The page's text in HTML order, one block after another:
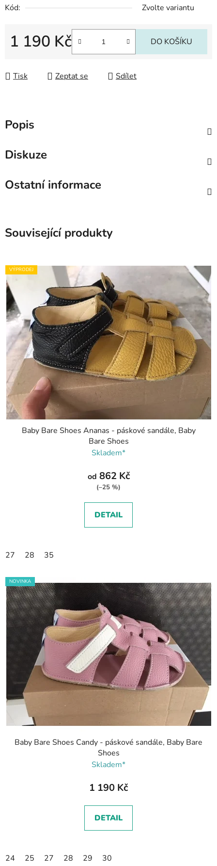
Kód:
Zvolte variantu
1 190 Kč DO KOŠÍKU
Tisk Zeptat se Sdílet
Popis
Diskuze
Ostatní informace
Související produkty
VÝPRODEJ
Baby Bare Shoes Ananas - páskové sandále, Baby
Bare Shoes
Skladem*
od 862 Kč
(–25 %)
DETAIL
27 28 35
NOVINKA
Baby Bare Shoes Candy - páskové sandále, Baby Bare
Shoes
Skladem*
1 190 Kč
DETAIL
24 25 27 28 29 30